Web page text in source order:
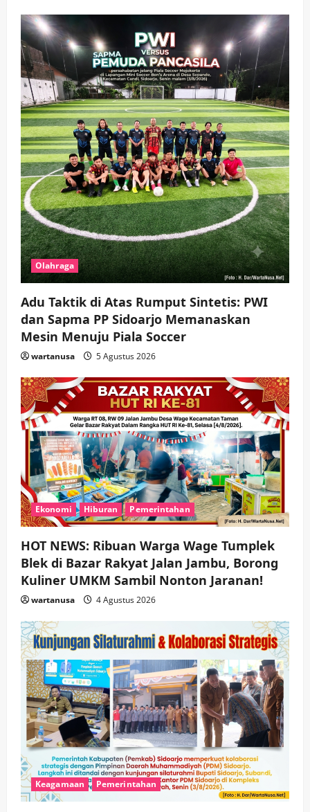
Olahraga
Adu Taktik di Atas Rumput Sintetis: PWI
dan Sapma PP Sidoarjo Memanaskan
Mesin Menuju Piala Soccer
wartanusa 5 Agustus 2026
Ekonomi Hiburan Pemerintahan
HOT NEWS: Ribuan Warga Wage Tumplek
Blek di Bazar Rakyat Jalan Jambu, Borong
Kuliner UMKM Sambil Nonton Jaranan!
wartanusa 4 Agustus 2026
Keagamaan Pemerintahan